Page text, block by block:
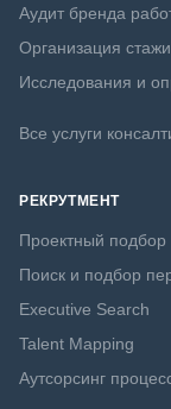
Аудит бренда
Организация
Исследования и
Все услуги
РЕКРУТМЕНТ
Проектный подбор
Поиск и подбор
Executive Search
Talent Mapping
Аутсорсинг